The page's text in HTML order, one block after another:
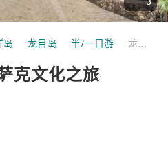
岛 龙目岛 半/一日游
克文化之旅